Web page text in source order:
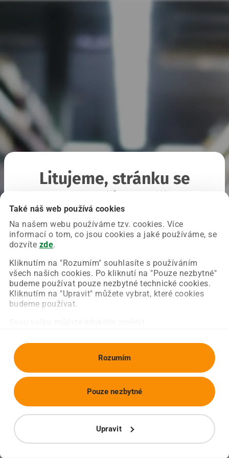
Také náš web používá cookies
Na našem webu používáme tzv. cookies. Více
informací o tom, co jsou cookies a jaké používáme, se
dozvíte zde.
Kliknutím na "Rozumím" souhlasíte s používáním
všech našich cookies. Po kliknutí na "Pouze nezbytné"
budeme používat pouze nezbytné technické cookies.
Kliknutím na "Upravit" můžete vybrat, které cookies
budeme používat.
Rozumím
Upravit
Pouze nezbytné
Litujeme, stránku se
Chyba nastala na naší straně a už ji opravujeme.
Zkuste prosím znovu načíst požadovanou stránku.
Obnovit stránku Úvodní strana